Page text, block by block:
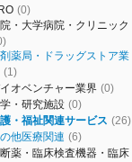
(0)
・大学病院・クリニック
)
薬局・ドラッグストア業
(1)
オベンチャー業界 (0)
・研究施設 (0)
・福祉関連サービス (26)
他医療関連 (6)
薬・臨床検査機器・臨床